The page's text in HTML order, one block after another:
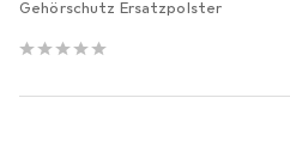
Gehörschutz Ersatzpolster